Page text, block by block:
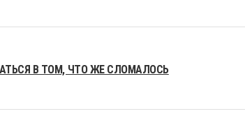
В ТОМ, ЧТО ЖЕ СЛОМАЛОСЬ